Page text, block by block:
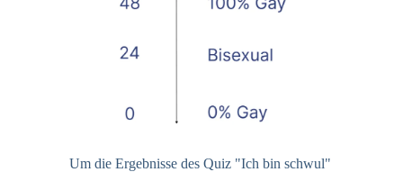
Um die Ergebnisse des Quiz "Ich bin schwul"